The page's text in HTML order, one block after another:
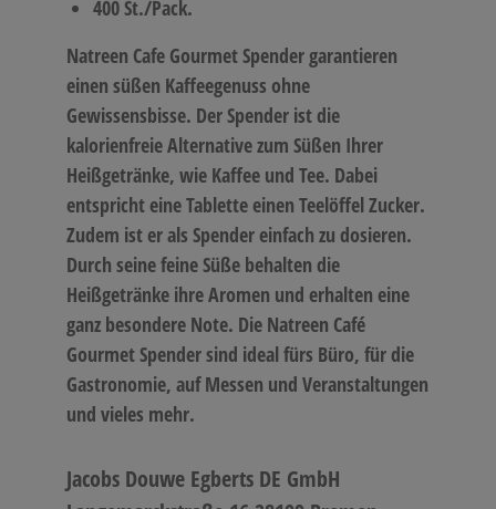
400 St./Pack.
Natreen Cafe Gourmet Spender garantieren
einen süßen Kaffeegenuss ohne
Gewissensbisse. Der Spender ist die
kalorienfreie Alternative zum Süßen Ihrer
Heißgetränke, wie Kaffee und Tee. Dabei
entspricht eine Tablette einen Teelöffel Zucker.
Zudem ist er als Spender einfach zu dosieren.
Durch seine feine Süße behalten die
Heißgetränke ihre Aromen und erhalten eine
ganz besondere Note. Die Natreen Café
Gourmet Spender sind ideal fürs Büro, für die
Gastronomie, auf Messen und Veranstaltungen
und vieles mehr.
Jacobs Douwe Egberts DE GmbH